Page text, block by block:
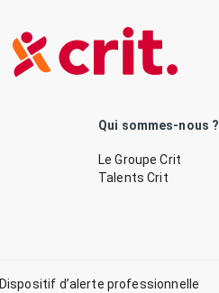
Qui sommes-nous ?
Le Groupe Crit
Talents Crit
Dispositif d’alerte professionnelle